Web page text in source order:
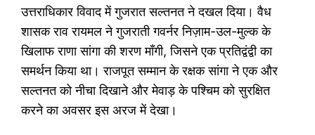
उत्तराधिकार विवाद में गुजरात सल्तनत ने दखल दिया। वैध
शासक राव रायमल ने गुजराती गवर्नर निज़ाम-उल-मुल्क के
खिलाफ राणा सांगा की शरण माँगी, जिसने एक प्रतिद्वंद्वी का
समर्थन किया था। राजपूत सम्मान के रक्षक सांगा ने एक और
सल्तनत को नीचा दिखाने और मेवाड़ के पश्चिम को सुरक्षित
करने का अवसर इस अरज में देखा।